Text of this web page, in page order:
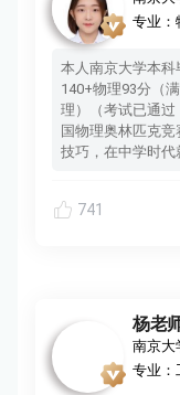
专业：
本人南京大学本
140+物理93分（
理）（考试已通
国物理奥林匹克
技巧，在中学时代
741
杨老
南京大
专业：